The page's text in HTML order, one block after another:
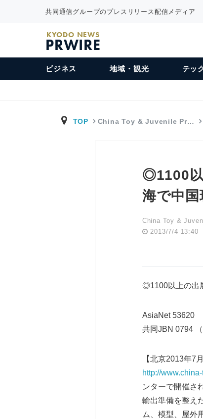
共同通信グループのプレスリリース配信メディア
KYODO NEWS
PRWIRE
ビジネス 地域・観光 テッ
TOP China Toy & Juvenile Pr…
◎1100
海で中
China Toy &
2013/7/4 13:40
◎1100以上の出
AsiaNet 53620
共同JBN 0794 （
【北京2013年7
http://
ンターで開催さ
輸出準備を整え
ム、模型、屋外